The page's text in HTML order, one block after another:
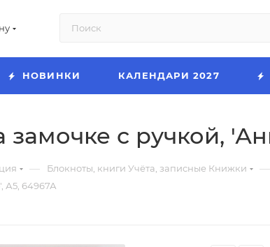
НОВИНКИ КАЛЕНДАРИ 2027
с ручкой,
— Блокноты, книги Учёта, записные Книжки —
А5, 64967А